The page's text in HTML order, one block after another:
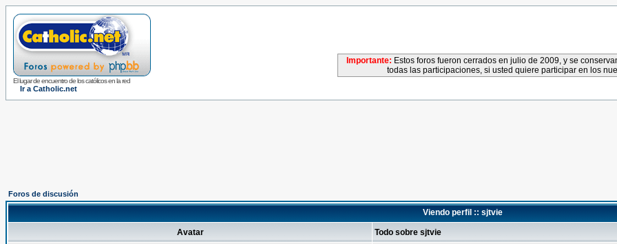
El lugar de encuentro de los católicos en la red
Ir a Catholic.net
Importante: Estos foros fueron cerrados en julio de 2009, y se
todas las participaciones, si usted quiere participar en los
Foros de discusión
Viendo perfil :: sjtvie
Avatar Todo sobre sjtvie